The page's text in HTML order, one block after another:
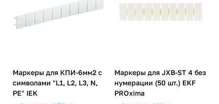
Маркеры для КПИ-6мм2 с
символами "L1, L2, L3, N,
PE" IEK
Маркеры для JXB-ST 4 без
нумерации (50 шт.) EKF
PROxima